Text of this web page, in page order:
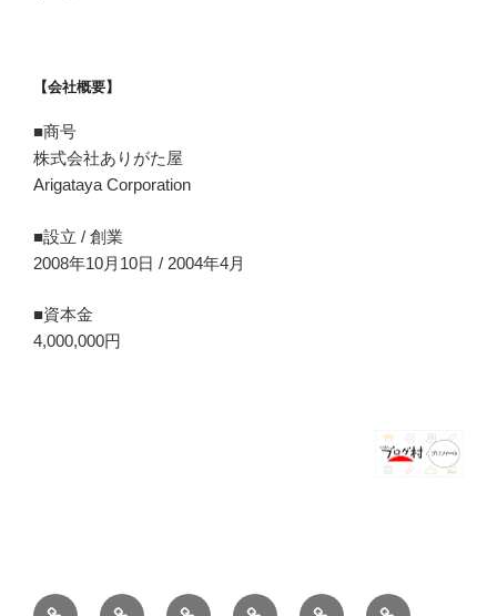
【会社概要】
■商号
株式会社ありがた屋
Arigataya Corporation
■設立 / 創業
2008年10月10日 / 2004年4月
■資本金
4,000,000円
ホ ブ 薪 シ お バ